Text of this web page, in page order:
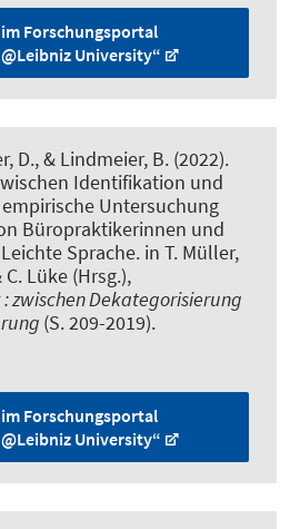
Forschungsportal
University“
D., & Lindmeier, B. (2022).
Identifikation und
Untersuchung
Büropraktikerinnen und
Sprache. in T. Müller,
C. Lüke (Hrsg.),
zwischen Dekategorisierung
(S. 209-2019).
Forschungsportal
University“